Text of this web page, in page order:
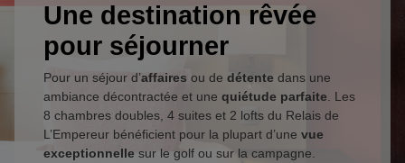
Les parcours au domaine du Golf de L’Empereur
L’Empereur – 18 trous
La Hutte – 9 trous
Une destination rêvée
pour séjourner
Pour un séjour d’affaires ou de détente dans une
ambiance décontractée et une quiétude parfaite . Les
8 chambres doubles, 4 suites et 2 lofts du Relais de
L’Empereur bénéficient pour la plupart d’une vue
exceptionnelle sur le golf ou sur la campagne.